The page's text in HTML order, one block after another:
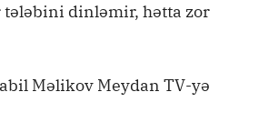
tələbini dinləmir, hətta zor
Məlikov Meydan TV-yə